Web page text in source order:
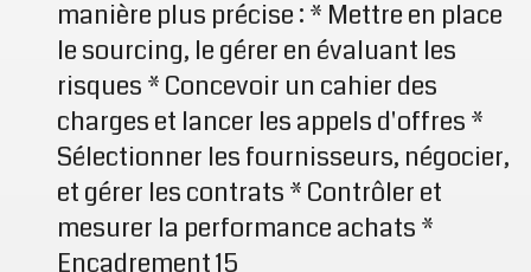
manière plus précise : * Mettre en place
le sourcing, le gérer en évaluant les
risques * Concevoir un cahier des
charges et lancer les appels d'offres *
Sélectionner les fournisseurs, négocier,
et gérer les contrats * Contrôler et
mesurer la performance achats *
Encadrement 15